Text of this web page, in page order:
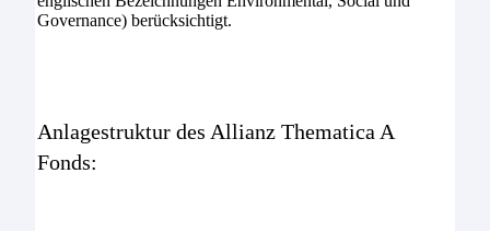
Governance) berücksichtigt.
Anlagestruktur des Allianz Thematica A
Fonds: